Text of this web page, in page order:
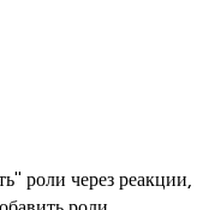
роли через реакции,